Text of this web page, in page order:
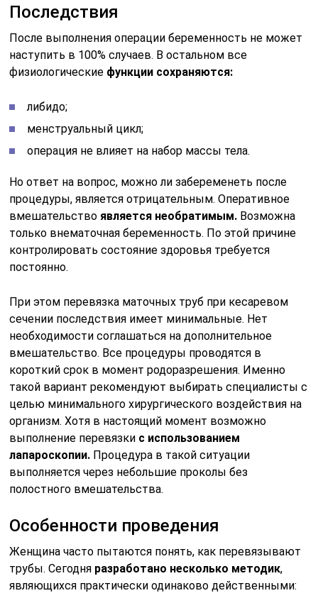
Последствия
После выполнения операции беременность не может
наступить в 100% случаев. В остальном все
физиологические функции сохраняются:
либидо;
менструальный цикл;
операция не влияет на набор массы тела.
Но ответ на вопрос, можно ли забеременеть после
процедуры, является отрицательным. Оперативное
вмешательство является необратимым. Возможна
только внематочная беременность. По этой причине
контролировать состояние здоровья требуется
постоянно.
При этом перевязка маточных труб при кесаревом
сечении последствия имеет минимальные. Нет
необходимости соглашаться на дополнительное
вмешательство. Все процедуры проводятся в
короткий срок в момент родоразрешения. Именно
такой вариант рекомендуют выбирать специалисты с
целью минимального хирургического воздействия на
организм. Хотя в настоящий момент возможно
выполнение перевязки с использованием
лапароскопии. Процедура в такой ситуации
выполняется через небольшие проколы без
полостного вмешательства.
Особенности проведения
Женщина часто пытаются понять, как перевязывают
трубы. Сегодня разработано несколько методик,
являющихся практически одинаково действенными: